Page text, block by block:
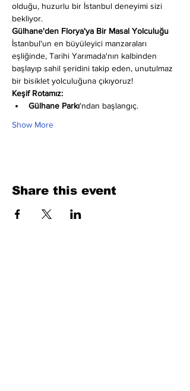
olduğu, huzurlu bir İstanbul deneyimi sizi
bekliyor.
Gülhane'den Florya'ya Bir Masal Yolculuğu
İstanbul'un en büyüleyici manzaraları
eşliğinde, Tarihi Yarımada'nın kalbinden
başlayıp sahil şeridini takip eden, unutulmaz
bir bisiklet yolculuğuna çıkıyoruz!
Keşif Rotamız:
Gülhane Parkı'ndan başlangıç.
Show More
Share this event